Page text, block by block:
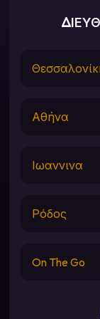
Αθήνα
Ιωαννινα
Ρόδος
On The Go